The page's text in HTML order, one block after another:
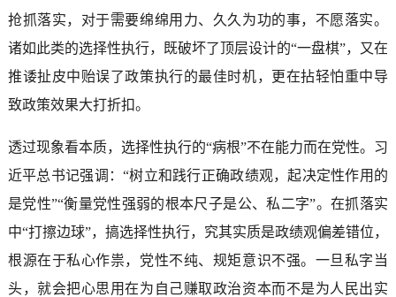
抢抓落实，对于需要绵绵用力、久久为功的事，不愿落实。
诸如此类的选择性执行，既破坏了顶层设计的“一盘棋”，又在
推诿扯皮中贻误了政策执行的最佳时机，更在拈轻怕重中导
致政策效果大打折扣。
透过现象看本质，选择性执行的“病根”不在能力而在党性。习
近平总书记强调：“树立和践行正确政绩观，起决定性作用的
是党性”“衡量党性强弱的根本尺子是公、私二字”。在抓落实
中“打擦边球”，搞选择性执行，究其实质是政绩观偏差错位，
根源在于私心作祟，党性不纯、规矩意识不强。一旦私字当
头，就会把心思用在为自己赚取政治资本而不是为人民出实